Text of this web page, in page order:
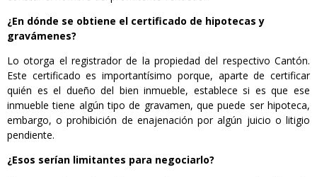
¿En dónde se obtiene el certificado de hipotecas y
gravámenes?
Lo otorga el registrador de la propiedad del respectivo Cantón.
Este certificado es importantísimo porque, aparte de certificar
quién es el dueño del bien inmueble, establece si es que ese
inmueble tiene algún tipo de gravamen, que puede ser hipoteca,
embargo, o prohibición de enajenación por algún juicio o litigio
pendiente.
¿Esos serían limitantes para negociarlo?